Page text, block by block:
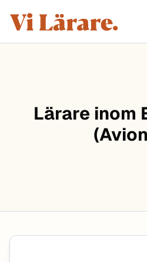
Hoppa till innehåll
ViLärare
Lärare inom